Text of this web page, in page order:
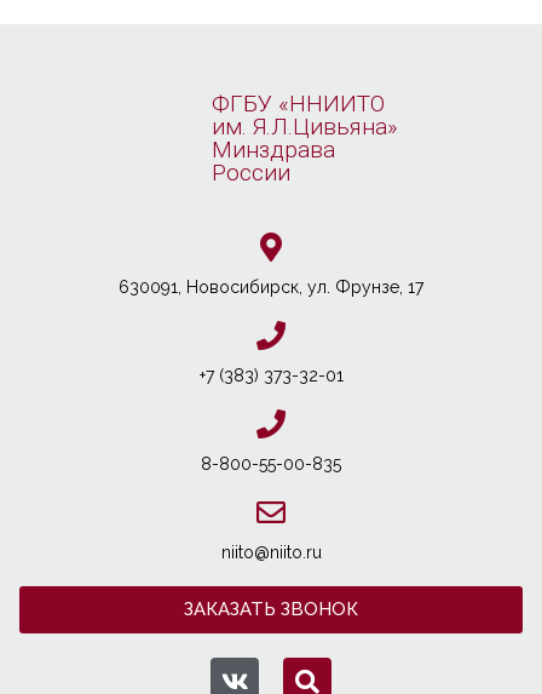
ФГБУ «ННИИТО
им. Я.Л.Цивьяна»
Минздрава
России
630091, Новосибирcк, ул. Фрунзе, 17
+7 (383) 373-32-01
8-800-55-00-835
niito@niito.ru
ЗАКАЗАТЬ ЗВОНОК